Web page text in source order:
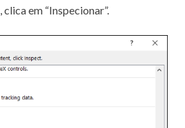
em “Inspecionar”.